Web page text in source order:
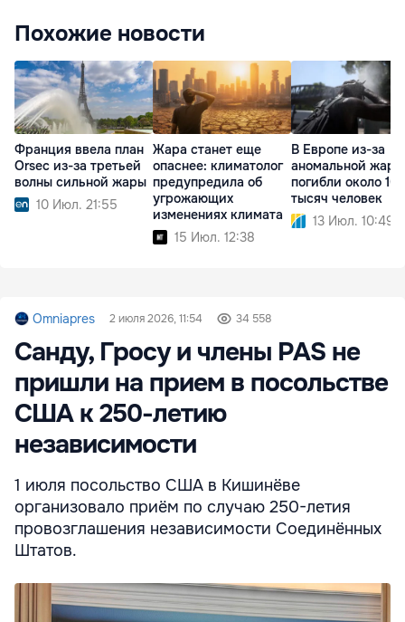
Похожие новости
Франция ввела план
Orsec из-за третьей
волны сильной жары
10 Июл. 21:55
Жара станет еще
опаснее: климатолог
предупредила об
угрожающих
изменениях климата
15 Июл. 12:38
В Европе из-за
аномальной жары
погибли около 10
тысяч человек
13 Июл. 10:49
Omniapres 2 июля 2026, 11:54 34 558
Санду, Гросу и члены PAS не
пришли на прием в посольстве
США к 250-летию
независимости
1 июля посольство США в Кишинёве
организовало приём по случаю 250-летия
провозглашения независимости Соединённых
Штатов.